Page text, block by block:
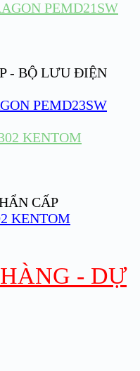
- BỘ LƯU ĐIỆN
PEMD23SW
CẤP
KENTOM
- DỰ